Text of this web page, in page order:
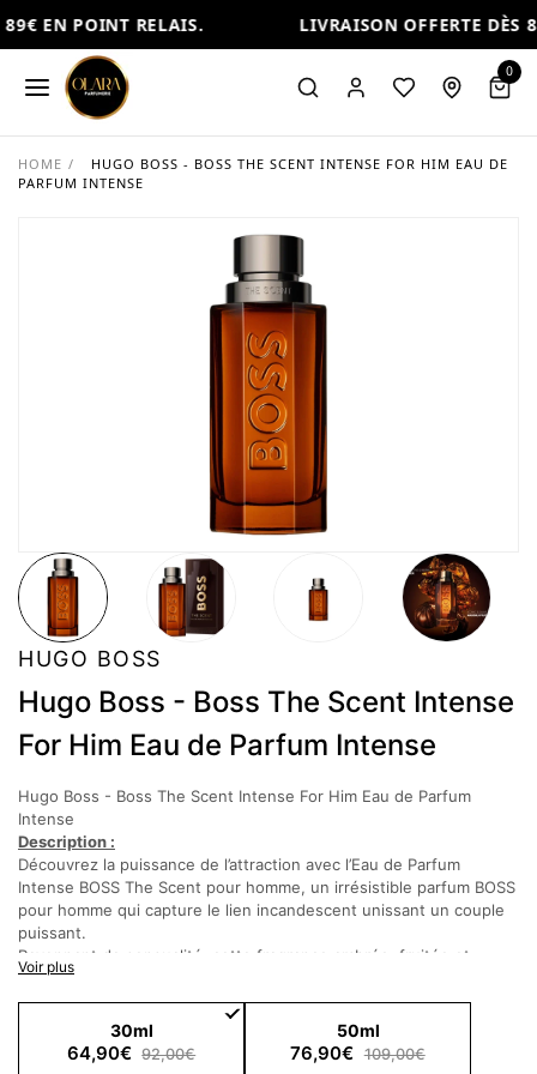
EN POINT RELAIS. LIVRAISON OFFERTE DÈS
0
HOME /
HUGO BOSS - BOSS THE SCENT INTENSE FOR HIM EAU DE
PARFUM INTENSE
HUGO BOSS
Hugo Boss - Boss The Scent Intense
For Him Eau de Parfum Intense
Hugo Boss - Boss The Scent Intense For Him Eau de Parfum
Intense
Description :
Découvrez la puissance de l’attraction avec l’Eau de Parfum
Intense BOSS The Scent pour homme, un irrésistible parfum BOSS
pour homme qui capture le lien incandescent unissant un couple
puissant.
Rayonnant de sensualité, cette fragrance ambrée, fruitée et
gourmande associe des contrastes voluptueux. Emblématique,
suave et exclusivement développé pour BOSS, le fruit de maninka
se mêle à la chaleur et à l’opulence de l'ambre pour former une
liqueur riche et séduisante emplie de douceur et d’intensité brute
qui stimule les sens.
Voir plus
30ml
64,90€ 92,00€
50ml
76,90€ 109,00€